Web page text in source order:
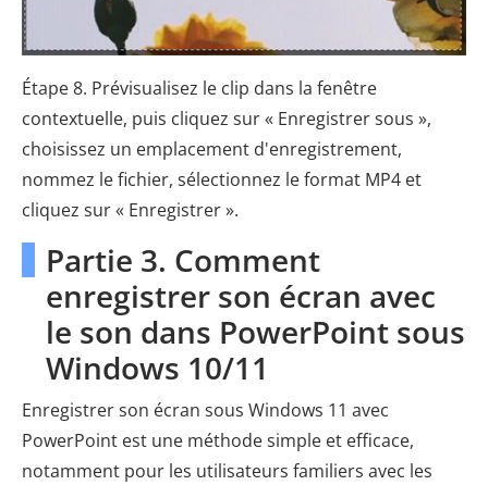
Étape 8. Prévisualisez le clip dans la fenêtre
contextuelle, puis cliquez sur « Enregistrer sous »,
choisissez un emplacement d'enregistrement,
nommez le fichier, sélectionnez le format MP4 et
cliquez sur « Enregistrer ».
Partie 3. Comment
enregistrer son écran avec
le son dans PowerPoint sous
Windows 10/11
Enregistrer son écran sous Windows 11 avec
PowerPoint est une méthode simple et efficace,
notamment pour les utilisateurs familiers avec les